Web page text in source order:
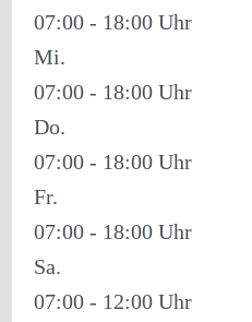
07:00 - 18:00
Mi.
07:00 - 18:00
Do.
07:00 - 18:00
Fr.
07:00 - 18:00
Sa.
07:00 - 12:00